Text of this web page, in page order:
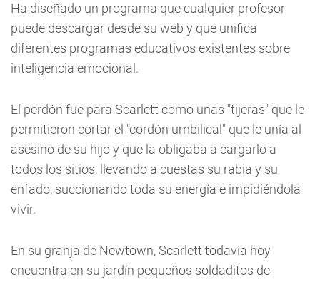
Ha diseñado un programa que cualquier profesor
puede descargar desde su web y que unifica
diferentes programas educativos existentes sobre
inteligencia emocional.
El perdón fue para Scarlett como unas "tijeras" que le
permitieron cortar el "cordón umbilical" que le unía al
asesino de su hijo y que la obligaba a cargarlo a
todos los sitios, llevando a cuestas su rabia y su
enfado, succionando toda su energía e impidiéndola
vivir.
En su granja de Newtown, Scarlett todavía hoy
encuentra en su jardín pequeños soldaditos de